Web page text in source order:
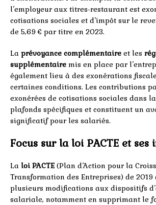
l’employeur aux titres-restaurant est
cotisations sociales et d’impôt sur le
de 5,69 € par titre en 2023.
La prévoyance complémentaire et les
supplémentaire mis en place par
également lieu à des exonérations
certaines conditions. Les contributions
exonérées de cotisations sociales dans
plafonds spécifiques et constituent un
significatif pour les salariés.
Focus sur la loi PACTE et ses
La loi PACTE (Plan d’Action pour la
Transformation des Entreprises) de 2019
plusieurs modifications aux dispositifs
salariale, notamment en supprimant le